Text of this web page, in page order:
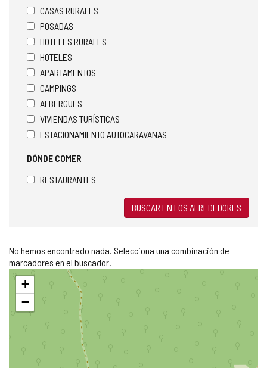
CASAS RURALES
POSADAS
HOTELES RURALES
HOTELES
APARTAMENTOS
CAMPINGS
ALBERGUES
VIVIENDAS TURÍSTICAS
ESTACIONAMIENTO AUTOCARAVANAS
DÓNDE COMER
RESTAURANTES
BUSCAR EN LOS ALREDEDORES
No hemos encontrado nada. Selecciona una combinación de
marcadores en el buscador.
Saltar
mapa
+
−